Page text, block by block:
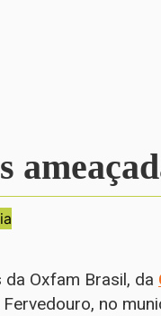
da Oxfam Brasil, da
no